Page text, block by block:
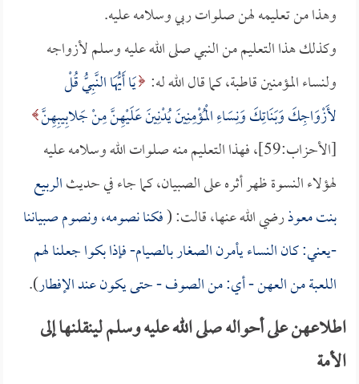
وهذا من تعليمه لهن صلوات ربي وسلامه عليه.
وكذلك هذا التعليم من النبي صلى الله عليه وسلم لأزواجه
ولنساء المؤمنين قاطبة، كما قال الله له: يَا أَيُّهَا النَّبِيُّ قُلْ
لأَزْوَاجِكَ وَبَنَاتِكَ وَنِسَاءِ الْمُؤْمِنِينَ يُدْنِينَ عَلَيْهِنَّ مِنْ جَلابِيبِهِنَّ
[الأحزاب:59]، فهذا التعليم منه صلوات الله وسلامه عليه
لهؤلاء النسوة ظهر أثره على الصبيان، كما جاء في حديثالربيع
بنت معوذرضي الله عنها، قالت: (فكنا نصومه، ونصوم صبياننا
-يعني: كان النساء يأمرن الصغار بالصيام- فإذا بكوا جعلنا لهم
اللعبة من العهن - أي: من الصوف - حتى يكون عند الإفطار).
اطلاعهن على أحواله صلى الله عليه وسلم لينقلنها إلى
الأمة